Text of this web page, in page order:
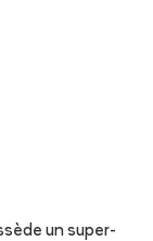
un super-